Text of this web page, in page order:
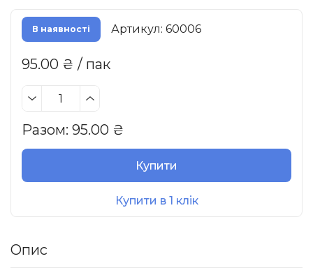
В наявності Артикул: 60006
95.00 ₴ / пак
Разом: 95.00 ₴
Купити
Купити в 1 клік
Опис